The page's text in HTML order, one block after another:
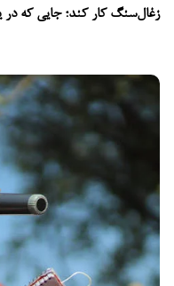
زغال‌سنگ کار کند؛ جایی که